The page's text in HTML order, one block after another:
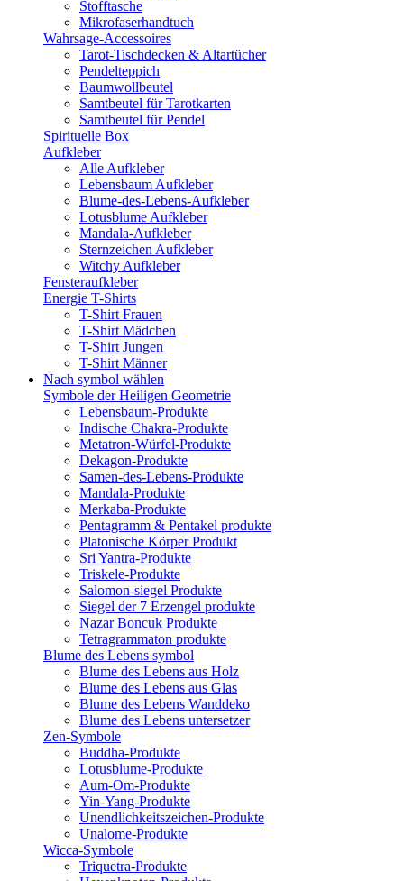
Stofftasche
Mikrofaserhandtuch
Wahrsage-Accessoires
Tarot-Tischdecken & Altartücher
Pendelteppich
Baumwollbeutel
Samtbeutel für Tarotkarten
Samtbeutel für Pendel
Spirituelle Box
Aufkleber
Alle Aufkleber
Lebensbaum Aufkleber
Blume-des-Lebens-Aufkleber
Lotusblume Aufkleber
Mandala-Aufkleber
Sternzeichen Aufkleber
Witchy Aufkleber
Fensteraufkleber
Energie T-Shirts
T-Shirt Frauen
T-Shirt Mädchen
T-Shirt Jungen
T-Shirt Männer
Nach symbol wählen
Symbole der Heiligen Geometrie
Lebensbaum-Produkte
Indische Chakra-Produkte
Metatron-Würfel-Produkte
Dekagon-Produkte
Samen-des-Lebens-Produkte
Mandala-Produkte
Merkaba-Produkte
Pentagramm & Pentakel produkte
Platonische Körper Produkt
Sri Yantra-Produkte
Triskele-Produkte
Salomon-siegel Produkte
Siegel der 7 Erzengel produkte
Nazar Boncuk Produkte
Tetragrammaton produkte
Blume des Lebens symbol​
Blume des Lebens aus Holz
Blume des Lebens aus Glas
Blume des Lebens Wanddeko
Blume des Lebens untersetzer
Zen-Symbole
Buddha-Produkte
Lotusblume-Produkte
Aum-Om-Produkte
Yin-Yang-Produkte
Unendlichkeitszeichen-Produkte
Unalome-Produkte
Wicca-Symbole
Triquetra-Produkte